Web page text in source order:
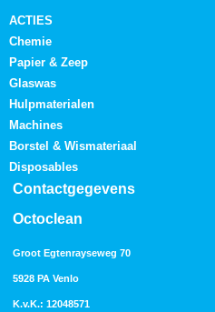
ACTIES
Chemie
Papier & Zeep
Glaswas
Hulpmaterialen
Machines
Borstel & Wismateriaal
Disposables
Contactgegevens
Octoclean
Groot Egtenrayseweg 70
5928 PA Venlo
K.v.K.: 12048571